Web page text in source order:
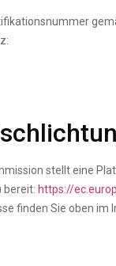
stellt eine
bereit: https://
finden Sie oben im